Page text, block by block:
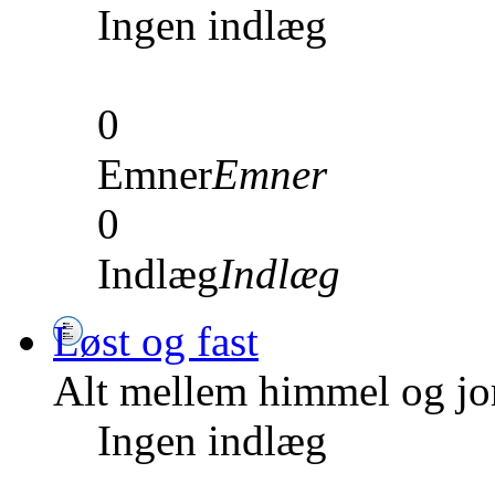
Ingen indlæg
0
EmnerEmner
0
IndlægIndlæg
Løst og fast
Alt mellem himmel og
Ingen indlæg